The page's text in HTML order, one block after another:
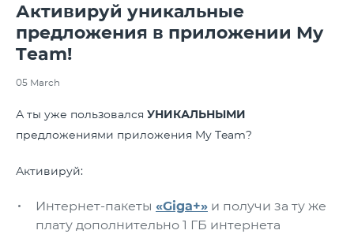
Активируй уникальные
предложения в приложении My
Team!
05 March
А ты уже пользовался УНИКАЛЬНЫМИ
предложениями приложения My Team?
Активируй:
Интернет-пакеты «Giga+» и получи за ту же
плату дополнительно 1 ГБ интернета